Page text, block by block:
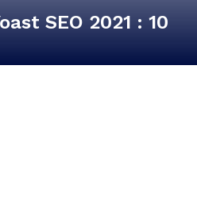
SEO 2021 : 10